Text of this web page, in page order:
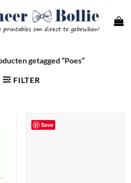
getagged “Poes”
FILTER
Save